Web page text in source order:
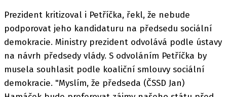
Prezident kritizoval i Petříčka, řekl, že nebude
podporovat jeho kandidaturu na předsedu sociální
demokracie. Ministry prezident odvolává podle ústavy
na návrh předsedy vlády. S odvoláním Petříčka by
musela souhlasit podle koaliční smlouvy sociální
demokracie. "Myslím, že předseda (ČSSD Jan)